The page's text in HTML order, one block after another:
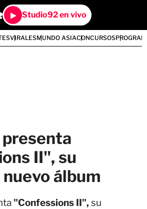
Studio92 en vivo
VIRALESMUNDO ASIACONCURSOS
II", su
álbum
"Confessions II", su